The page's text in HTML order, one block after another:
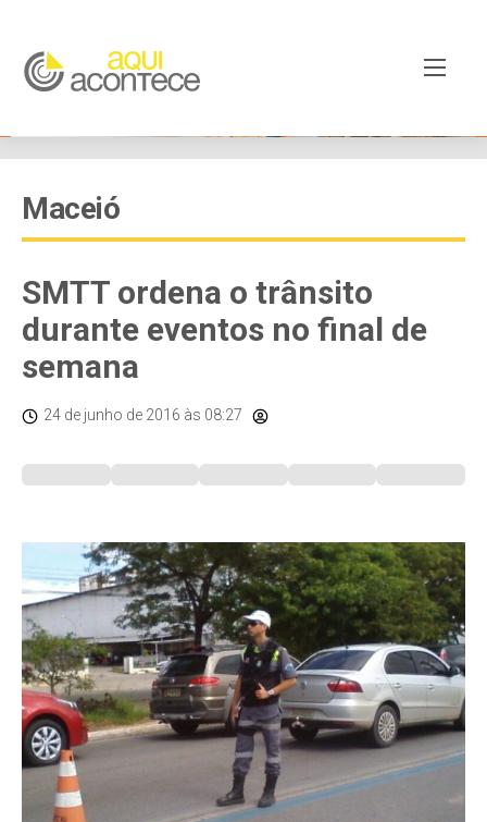
Maceió
SMTT ordena o trânsito
durante eventos no final de
semana
24 de junho de 2016 às 08:27